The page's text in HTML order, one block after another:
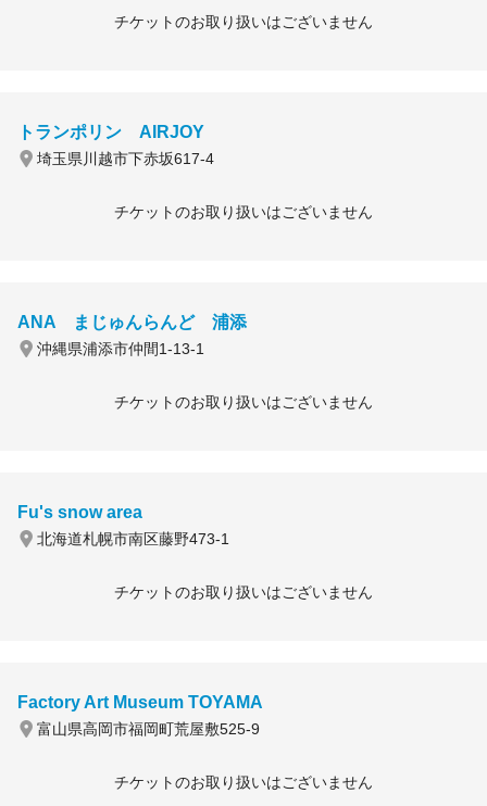
チケットのお取り扱いはございません
トランポリン AIRJOY
埼玉県川越市下赤坂617-4
チケットのお取り扱いはございません
ANA まじゅんらんど 浦添
沖縄県浦添市仲間1-13-1
チケットのお取り扱いはございません
Fu's snow area
北海道札幌市南区藤野473-1
チケットのお取り扱いはございません
Factory Art Museum TOYAMA
富山県高岡市福岡町荒屋敷525-9
チケットのお取り扱いはございません